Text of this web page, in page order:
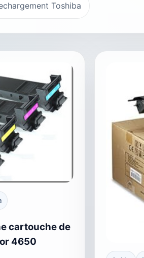
Toshiba
cartouche de
4650